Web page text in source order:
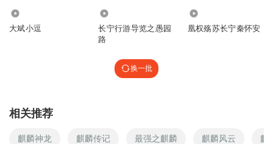
大斌小逗
长宁行游导览之愚园
路
凰权殇苏长宁秦怀安
换一批
相关推荐
麒麟神龙 麒麟传记 最强之麒麟 麒麟风云 麒